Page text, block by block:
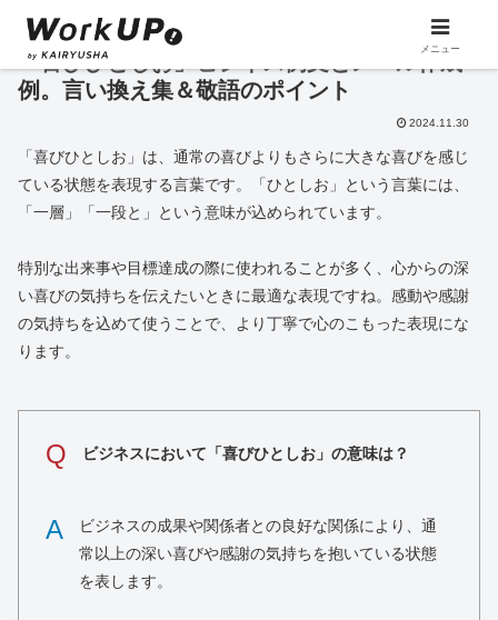
「喜びひとしお」ビジネス例文とメール作成
例。言い換え集＆敬語のポイント
2024.11.30
「喜びひとしお」は、通常の喜びよりもさらに大きな喜びを感じ
ている状態を表現する言葉です。「ひとしお」という言葉には、
「一層」「一段と」という意味が込められています。
特別な出来事や目標達成の際に使われることが多く、心からの深
い喜びの気持ちを伝えたいときに最適な表現ですね。感動や感謝
の気持ちを込めて使うことで、より丁寧で心のこもった表現にな
ります。
Q ビジネスにおいて「喜びひとしお」の意味は？
A
ビジネスの成果や関係者との良好な関係により、通
常以上の深い喜びや感謝の気持ちを抱いている状態
を表します。
メニュー